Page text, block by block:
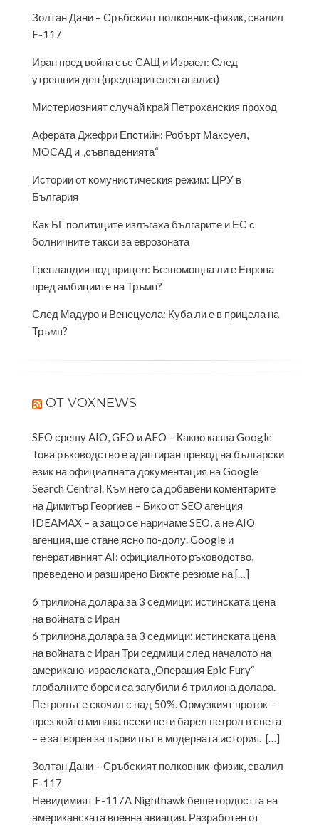
Золтан Дани – Сръбският полковник-физик, свалил
F-117
Иран пред война със САЩ и Израел: След
утрешния ден (предварителен анализ)
Мистериозният случай край Петроханския проход
Аферата Джефри Епстийн: Робърт Максуел,
МОСАД и „съвпаденията“
Истории от комунистическия режим: ЦРУ в
България
Как БГ политиците излъгаха българите и ЕС с
болничните такси за еврозоната
Гренландия под прицел: Безпомощна ли е Европа
пред амбициите на Тръмп?
След Мадуро и Венецуела: Куба ли е в прицела на
Тръмп?
ОТ VOXNEWS
SEO срещу AIO, GEO и AEO – Какво казва Google
Това ръководство е адаптиран превод на български
език на официалната документация на Google
Search Central. Към него са добавени коментарите
на Димитър Георгиев – Бико от SEO агенция
IDEAMAX – а защо се наричаме SEO, а не AIO
агенция, ще стане ясно по-долу. Google и
генеративният AI: официалното ръководство,
преведено и разширено Вижте резюме на […]
6 трилиона долара за 3 седмици: истинската цена
на войната с Иран
6 трилиона долара за 3 седмици: истинската цена
на войната с Иран Три седмици след началото на
американо-израелската „Операция Epic Fury“
глобалните борси са загубили 6 трилиона долара.
Петролът е скочил с над 50%. Ормузкият проток –
през който минава всеки пети барел петрол в света
– е затворен за първи път в модерната история. […]
Золтан Дани – Сръбският полковник-физик, свалил
F-117
Невидимият F-117A Nighthawk беше гордостта на
американската военна авиация. Разработен от